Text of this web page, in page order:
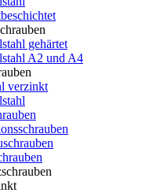
gehärtet
A2 und A4
verzinkt